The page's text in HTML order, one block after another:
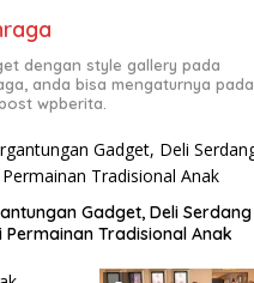
dengan style gallery pada
anda bisa mengaturnya pada
wpberita.
Gadget, Deli Serdang
Permainan Tradisional Anak